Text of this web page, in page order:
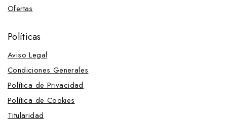
Ofertas
Políticas
Aviso Legal
Condiciones Generales
Política de Privacidad
Política de Cookies
Titularidad